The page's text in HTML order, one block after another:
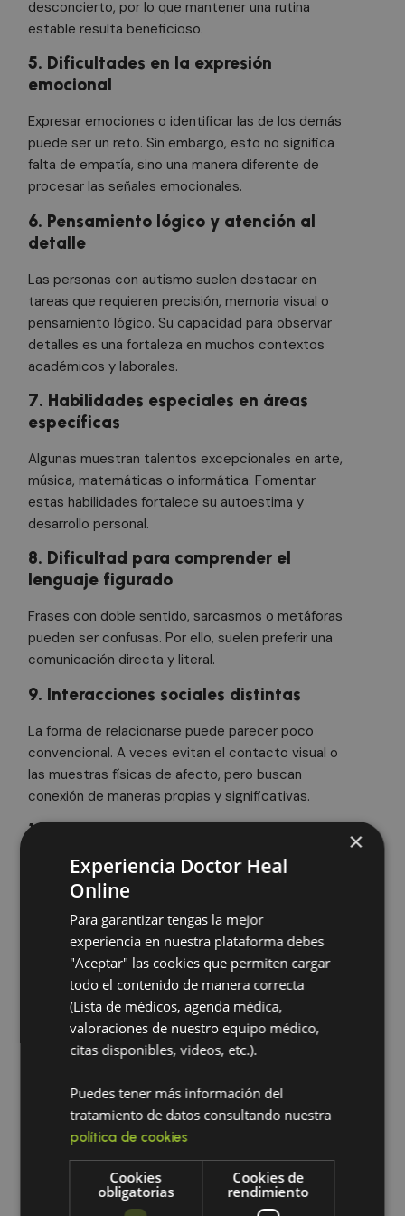
desconcierto, por lo que mantener una rutina
estable resulta beneficioso.
5. Dificultades en la expresión
emocional
Expresar emociones o identificar las de los demás
puede ser un reto. Sin embargo, esto no significa
falta de empatía, sino una manera diferente de
procesar las señales emocionales.
6. Pensamiento lógico y atención al
detalle
Las personas con autismo suelen destacar en
tareas que requieren precisión, memoria visual o
pensamiento lógico. Su capacidad para observar
detalles es una fortaleza en muchos contextos
académicos y laborales.
7. Habilidades especiales en áreas
específicas
Algunas muestran talentos excepcionales en arte,
música, matemáticas o informática. Fomentar
estas habilidades fortalece su autoestima y
desarrollo personal.
8. Dificultad para comprender el
lenguaje figurado
Frases con doble sentido, sarcasmos o metáforas
pueden ser confusas. Por ello, suelen preferir una
comunicación directa y literal.
9. Interacciones sociales distintas
La forma de relacionarse puede parecer poco
convencional. A veces evitan el contacto visual o
las muestras físicas de afecto, pero buscan
conexión de maneras propias y significativas.
10. Necesidad de acompañamiento
El abordaje del autismo requiere una atención
continua e interdisciplinaria. Psicólogos,
terapeutas ocupacionales, médicos integrativos y
familias cumplen un papel esencial en el progreso.
Diagnóstico y
abordaje del autismo
desde una visión
integrativa
El diagnóstico delautismo
observación clínica, la historia del desarrollo y
pruebas especializadas. Detectarlo
tempranamente permite ofrecer apoyos
×
Experiencia Doctor Heal
Online
Para garantizar tengas la mejor
experiencia en nuestra plataforma debes
"Aceptar" las cookies que permiten cargar
todo el contenido de manera correcta
(Lista de médicos, agenda médica,
valoraciones de nuestro equipo médico,
citas disponibles, videos, etc.).
Puedes tener más información del
tratamiento de datos consultando nuestra
política de cookies
Cookies
obligatorias
Cookies de
rendimiento